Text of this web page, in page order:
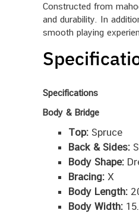
Constructed from
and durability. In
smooth playing
Specifications
Body & Bridge
Top:Spruce
Back & Sides:
Body Shape:
Bracing:X
Body Length:
Body Width: